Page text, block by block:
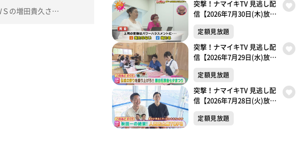
つゆ知らずスペシャルWEEK【まっすーの宮城ハンター！】まっすーことＮＥＷＳの増田貴久さんが出演！松島のディープスポットを巡る【突撃！ナマイキカカク】■ミラックマツヤPLUS+ 多賀城店【住所】多賀城市丸山1丁目5番30号【営業時間】9:00-19:00【電話番号】022-367-1511 【FAX】022-366-2146【ナマなキッチン】「簡単薬膳 とうもろこしご飯 わかめのスープ」【本間ちゃん流方言五七五】これであなたも方言の達人！？知って納得、聞いて爆笑！？今から使える方言の“ツウ”な言い回しを教えちゃいます。【ぐりりグッズプレゼント】この動画は2026年6月30日(火) に放送されたものです。※紹介した催事等は終了している場合があります。※紹介した商品等は取り扱いが終了している場合があります。
突撃！ナマイキTV 見逃し配
信【2026年7月30日(木)放送
定額見放題
突撃！ナマイキTV 見逃し配
信【2026年7月29日(水)放送
定額見放題
突撃！ナマイキTV 見逃し配
信【2026年7月28日(火)放送
定額見放題